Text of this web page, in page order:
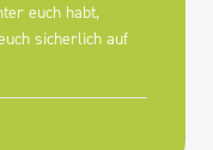
euch habt,
sicherlich auf